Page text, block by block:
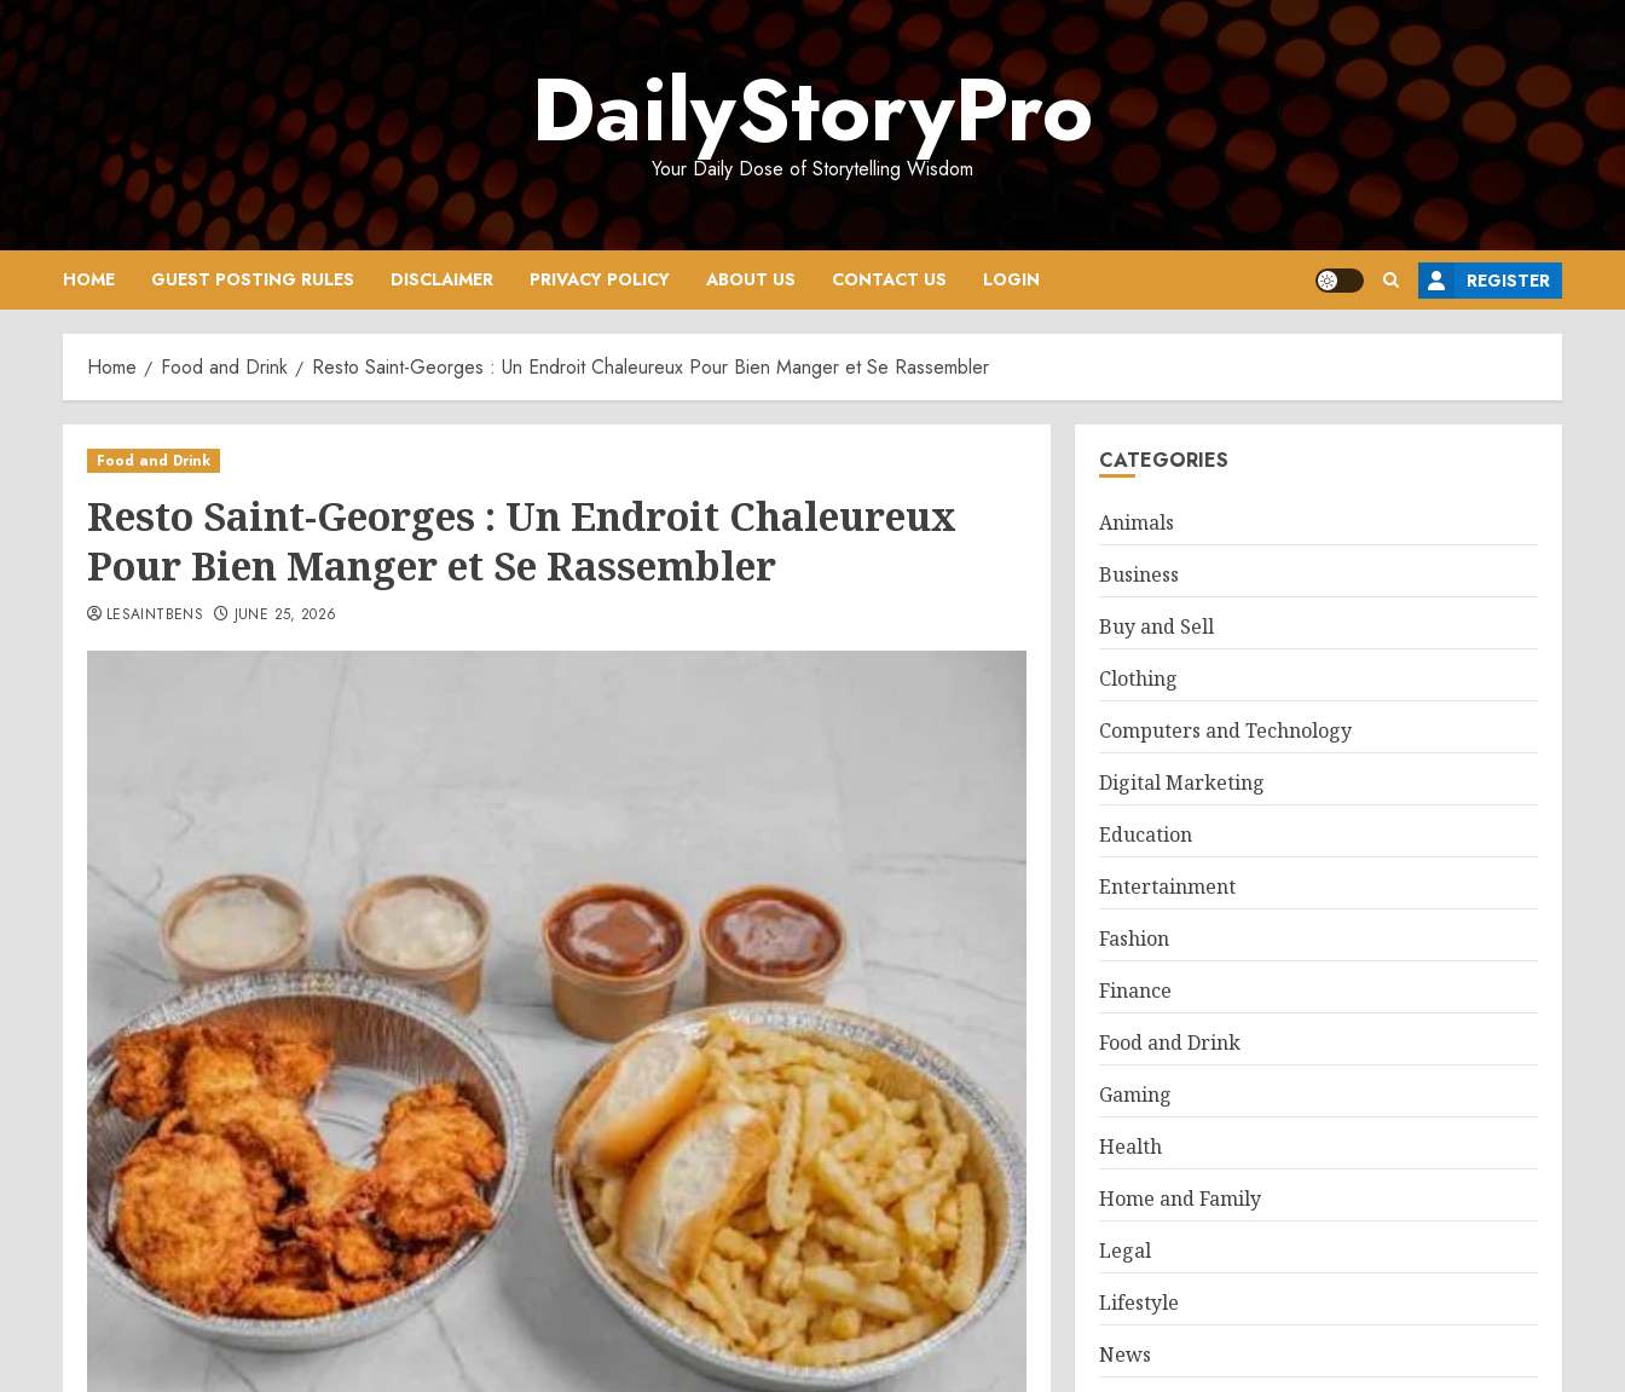
Skip
to
content
DailyStoryPro
Your Daily Dose of Storytelling Wisdom
HOME GUEST POSTING RULES DISCLAIMER PRIVACY POLICY ABOUT US CONTACT US LOGIN REGISTER
Home Food and Drink Resto Saint-Georges : Un Endroit Chaleureux Pour Bien Manger et Se Rassembler
Food and Drink
Resto Saint-Georges : Un Endroit Chaleureux
Pour Bien Manger et Se Rassembler
LESAINTBENS JUNE 25, 2026
CATEGORIES
Animals
Business
Buy and Sell
Clothing
Computers and Technology
Digital Marketing
Education
Entertainment
Fashion
Finance
Food and Drink
Gaming
Health
Home and Family
Legal
Lifestyle
News